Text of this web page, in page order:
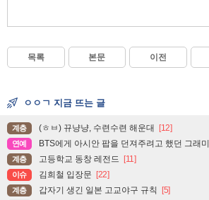
목록 본문 이전
ㅇㅇㄱ 지금 뜨는 글
계층 (ㅎㅂ) 뀨냥냥, 수련수련 해운대 [12]
연예 BTS에게 아시안 팝을 던져주려고 했던 그래미
계층 고등학교 동창 레전드 [11]
이슈 김희철 입장문 [22]
계층 갑자기 생긴 일본 고교야구 규칙 [5]